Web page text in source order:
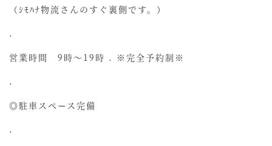
（ｼﾓﾊﾅ物流さんのすぐ裏側です。）
.
営業時間 9時〜19時 . ※完全予約制※
.
◎駐車スペース完備
.